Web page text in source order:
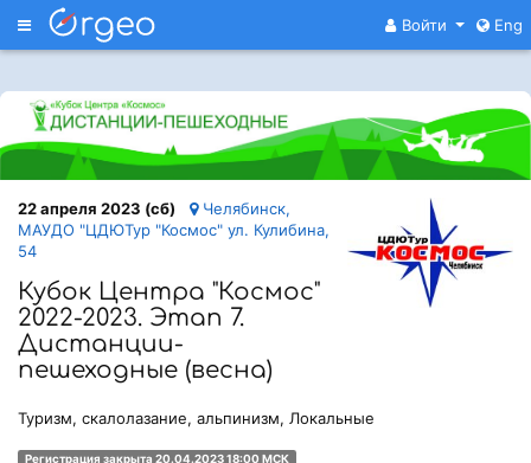
Меню Войти Eng
22 апреля 2023 (сб)
Челябинск,
МАУДО "ЦДЮТур "Космос" ул. Кулибина,
54
Кубок Центра "Космос"
2022-2023. Этап 7.
Дистанции-
пешеходные (весна)
Туризм, скалолазание, альпинизм, Локальные
Регистрация закрыта 20.04.2023 18:00 МСК